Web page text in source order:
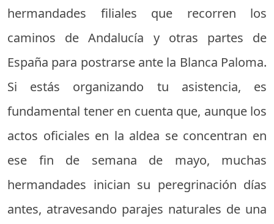
hermandades filiales que recorren los
caminos de Andalucía y otras partes de
España para postrarse ante la Blanca Paloma.
Si estás organizando tu asistencia, es
fundamental tener en cuenta que, aunque los
actos oficiales en la aldea se concentran en
ese fin de semana de mayo, muchas
hermandades inician su peregrinación días
antes, atravesando parajes naturales de una